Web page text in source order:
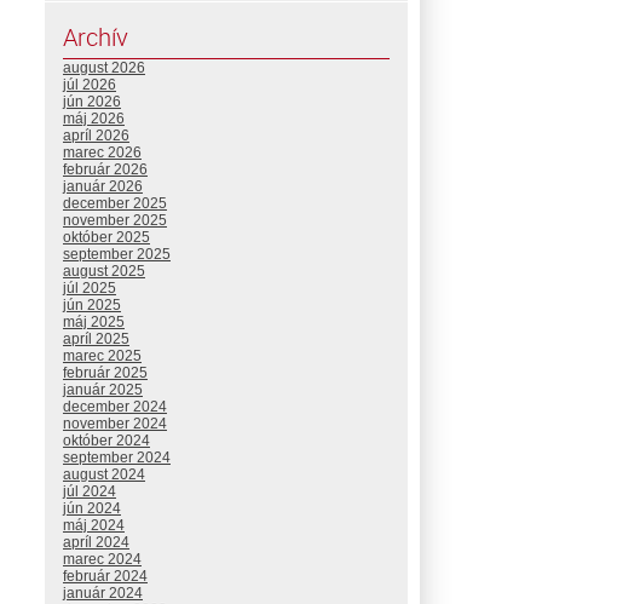
Archív
august 2026
júl 2026
jún 2026
máj 2026
apríl 2026
marec 2026
február 2026
január 2026
december 2025
november 2025
október 2025
september 2025
august 2025
júl 2025
jún 2025
máj 2025
apríl 2025
marec 2025
február 2025
január 2025
december 2024
november 2024
október 2024
september 2024
august 2024
júl 2024
jún 2024
máj 2024
apríl 2024
marec 2024
február 2024
január 2024